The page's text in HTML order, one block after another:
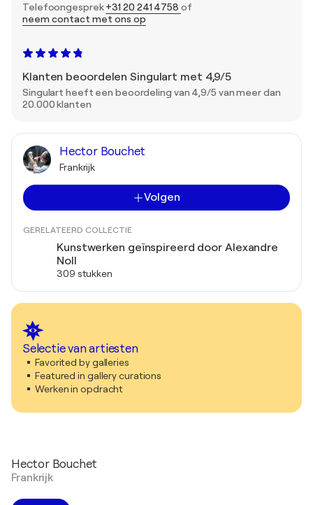
Telefoongesprek+31 20 241 4758 of
neem contact met ons op
Klanten beoordelen Singulart met 4,9/5
Singulart heeft een beoordeling van 4,9/5 van meer dan
20.000 klanten
Hector Bouchet
Frankrijk
Volgen
GERELATEERD COLLECTIE
Kunstwerken geïnspireerd door Alexandre
Noll
309 stukken
Selectie van artiesten
Favorited by galleries
Featured in gallery curations
Werken in opdracht
Hector Bouchet
Frankrijk